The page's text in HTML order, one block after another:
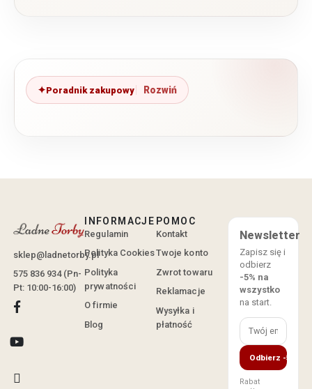
Poradnik zakupowy
sklep@ladnetorby.pl
575 836 934 (Pn-
Pt: 10:00-16:00)
INFORMACJE
Regulamin
Polityka Cookies
Polityka
prywatności
O firmie
Blog
POMOC
Kontakt
Twoje konto
Zwrot towaru
Reklamacje
Wysyłka i
płatność
Newsletter
Zapisz się i
odbierz
-5% na
wszystko
na start.
Odbierz -5%
Rabat